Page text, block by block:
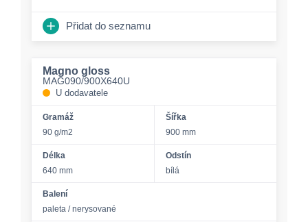
Přidat do seznamu
Magno gloss
MAG090/900X640U
U dodavatele
Gramáž
90 g/m2
Šířka
900 mm
Délka
640 mm
Odstín
bílá
Balení
paleta / nerysované